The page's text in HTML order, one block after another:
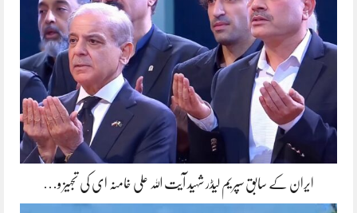
ایران کے سابق سپریم لیڈر شہید آیت اللہ علی خامنہ ای کی تجہیز و…